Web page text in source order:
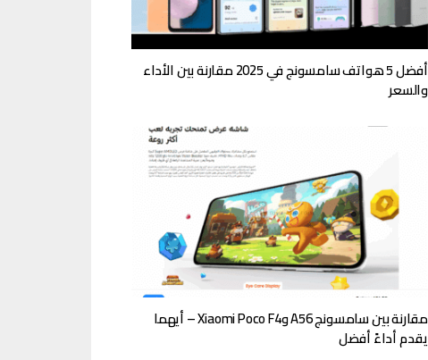
أفضل 5 هواتف سامسونج في 2025 مقارنة بين الأداء
والسعر
مقارنة بين سامسونج A56 وXiaomi Poco F4 – أيهما
يقدم أداءً أفضل